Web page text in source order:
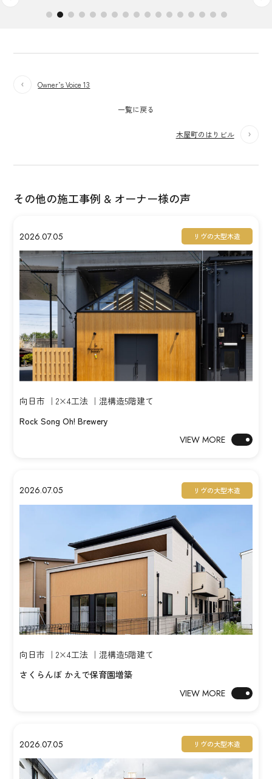
Owner’s Voice 13
一覧に戻る
木屋町のはりビル
その他の施工事例 & オーナー様の声
2026.07.05 リヴの大型木造
向日市 ｜2×4工法 ｜混構造5階建て
Rock Song Oh! Brewery
VIEW MORE
2026.07.05 リヴの大型木造
向日市 ｜2×4工法 ｜混構造5階建て
さくらんぼ かえで保育園増築
VIEW MORE
2026.07.05 リヴの大型木造